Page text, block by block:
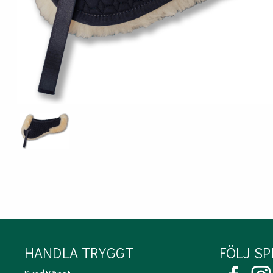
ÖVRIGT
Sadelskydd & stigbygelskydd
Benlindor och Boots
Täcke
Muggmedel
HANDLA TRYGGT FÖLJ